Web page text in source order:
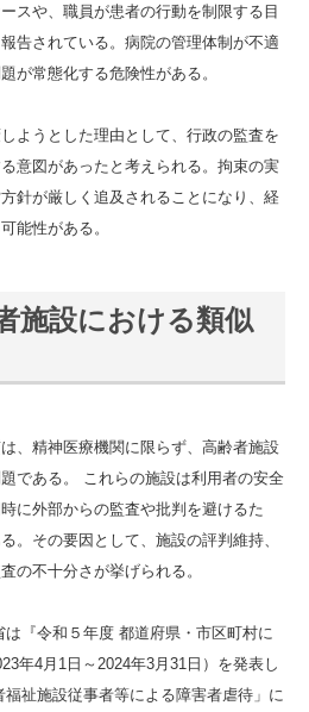
スや、職員が患者の行動を制限する目
告されている。病院の管理体制が不適
が常態化する危険性がある。
ようとした理由として、行政の監査を
意図があったと考えられる。拘束の実
針が厳しく追及されることになり、経
能性がある。
施設における類似
、精神医療機関に限らず、高齢者施設
である。 これらの施設は利用者の安全
に外部からの監査や批判を避けるた
。その要因として、施設の評判維持、
の不十分さが挙げられる。
『令和５年度 都道府県・市区町村に
年4月1日～2024年3月31日）を発表し
祉施設従事者等による障害者虐待」に